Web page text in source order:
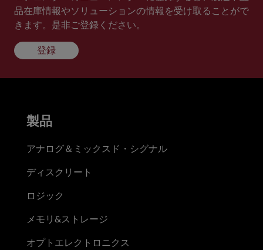
品在庫情報やソリューションの情報を受け取ることがで
きます。是非ご登録ください。
登録
製品
アナログ＆ミックスド・シグナル
ディスクリート
ロジック
メモリ&ストレージ
オプトエレクトロニクス